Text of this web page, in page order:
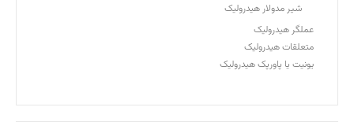
شیر مدولار هیدرولیک
عملگر هیدرولیک
متعلقات هیدرولیک
یونیت یا پاورپک هیدرولیک